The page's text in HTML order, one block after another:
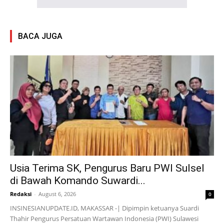
BACA JUGA
Usia Terima SK, Pengurus Baru PWI Sulsel
di Bawah Komando Suwardi...
Redaksi - August 6, 2026 0
INSINESIANUPDATE.ID, MAKASSAR -| Dipimpin ketuanya Suardi
Thahir Pengurus Persatuan Wartawan Indonesia (PWI) Sulawesi